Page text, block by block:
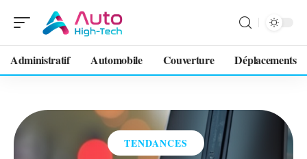
Administratif Automobile Couverture Déplacements
TENDANCES